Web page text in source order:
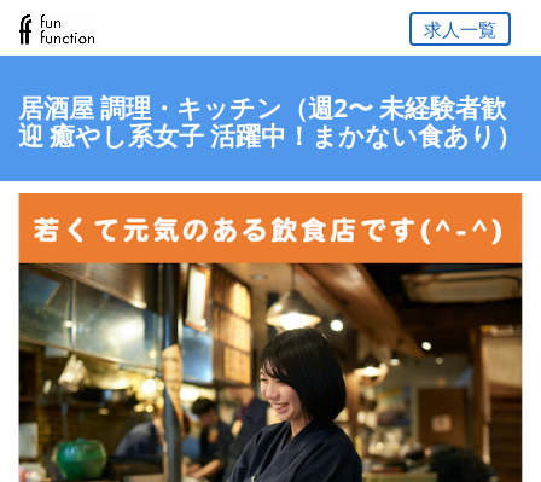
求人一覧
居酒屋 調理・キッチン（週2〜 未経験者歓
迎 癒やし系女子 活躍中！まかない食あり）